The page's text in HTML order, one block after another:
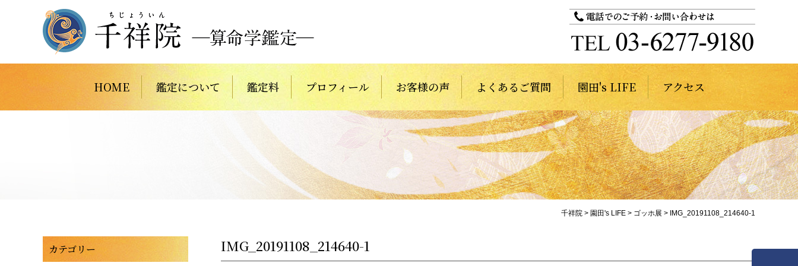
HOME 鑑定について 鑑定料 プロフィール お客様の声 よくあるご質問 園田's LIFE アクセス
千祥院 > 園田's LIFE > ゴッホ展 > IMG_20191108_214640-1
IMG_20191108_214640-1
カテゴリー